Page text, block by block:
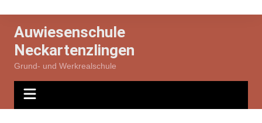
springen
Auwiesenschule
Neckartenzlingen
Grund- und Werkrealschule